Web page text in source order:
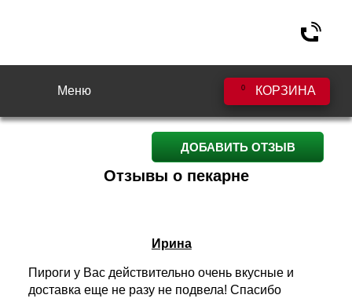
КОРЗИНА
0
Меню
Отзывы о пекарне
ДОБАВИТЬ ОТЗЫВ
Ирина
Пироги у Вас действительно очень вкусные и
доставка еще не разу не подвела! Спасибо